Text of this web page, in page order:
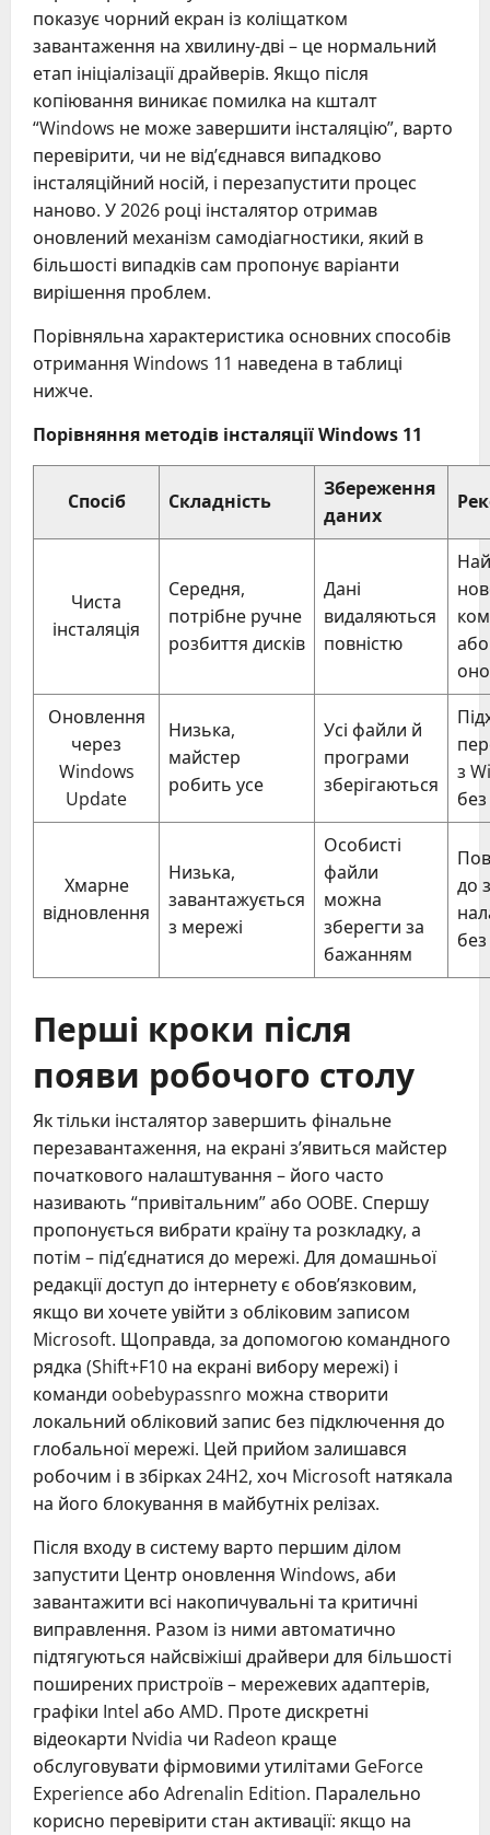
показує чорний екран із коліщатком
завантаження на хвилину-дві – це нормальний
етап ініціалізації драйверів. Якщо після
копіювання виникає помилка на кшталт
“Windows не може завершити інсталяцію”, варто
перевірити, чи не від’єднався випадково
інсталяційний носій, і перезапустити процес
наново. У 2026 році інсталятор отримав
оновлений механізм самодіагностики, який в
більшості випадків сам пропонує варіанти
вирішення проблем.
Порівняльна характеристика основних способів
отримання Windows 11 наведена в таблиці
нижче.
Порівняння методів інсталяції Windows 11
Спосіб Складність
Збереження
даних
Чиста
інсталяція
Середня,
потрібне ручне
розбиття дисків
Дані
видаляються
повністю
Оновлення
через
Windows
Update
Низька,
майстер
робить усе
Усі файли й
програми
зберігаються
з
Хмарне
відновлення
Низька,
завантажується
з мережі
Особисті
файли
можна
зберегти за
бажанням
до
Перші кроки після
появи робочого столу
Як тільки інсталятор завершить фінальне
перезавантаження, на екрані з’явиться майстер
початкового налаштування – його часто
називають “привітальним” або OOBE. Спершу
пропонується вибрати країну та розкладку, а
потім – під’єднатися до мережі. Для домашньої
редакції доступ до інтернету є обов’язковим,
якщо ви хочете увійти з обліковим записом
Microsoft. Щоправда, за допомогою командного
рядка (Shift+F10 на екрані вибору мережі) і
команди oobebypassnro можна створити
локальний обліковий запис без підключення до
глобальної мережі. Цей прийом залишався
робочим і в збірках 24H2, хоч Microsoft натякала
на його блокування в майбутніх релізах.
Після входу в систему варто першим ділом
запустити Центр оновлення Windows, аби
завантажити всі накопичувальні та критичні
виправлення. Разом із ними автоматично
підтягуються найсвіжіші драйвери для більшості
поширених пристроїв – мережевих адаптерів,
графіки Intel або AMD. Проте дискретні
відеокарти Nvidia чи Radeon краще
обслуговувати фірмовими утилітами GeForce
Experience або Adrenalin Edition. Паралельно
корисно перевірити стан активації: якщо на